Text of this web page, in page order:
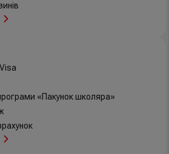
«Пакунок школяра»